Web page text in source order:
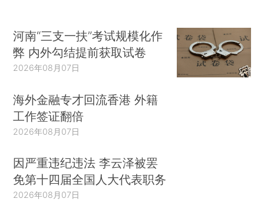
河南“三支一扶”考试规模化作
弊 内外勾结提前获取试卷
2026年08月07日
海外金融专才回流香港 外籍
工作签证翻倍
2026年08月07日
因严重违纪违法 李云泽被罢
免第十四届全国人大代表职务
2026年08月07日